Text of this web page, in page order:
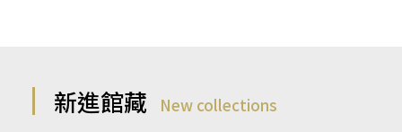
新進館藏 New collections